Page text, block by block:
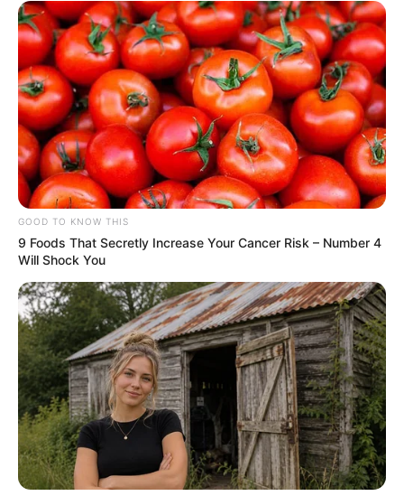
GOOD TO KNOW THIS
9 Foods That Secretly Increase Your Cancer Risk – Number 4
Will Shock You